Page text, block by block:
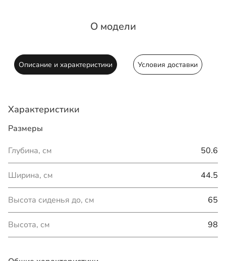
О модели
Описание и характеристики Условия доставки
Характеристики
Размеры
Глубина, см
50.6
Ширина, см 44.5
Высота сиденья до, см 65
Высота, см 98